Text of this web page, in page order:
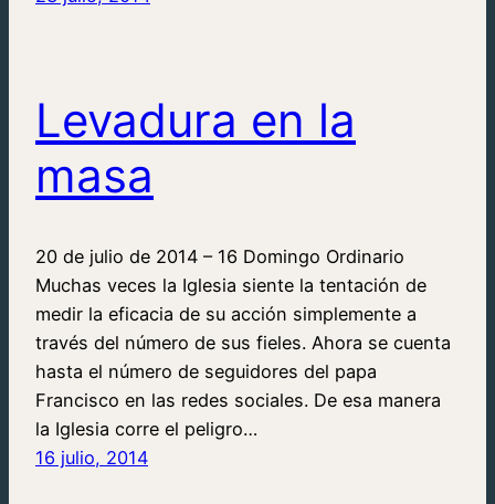
Levadura en la
masa
20 de julio de 2014 – 16 Domingo Ordinario
Muchas veces la Iglesia siente la tentación de
medir la eficacia de su acción simplemente a
través del número de sus fieles. Ahora se cuenta
hasta el número de seguidores del papa
Francisco en las redes sociales. De esa manera
la Iglesia corre el peligro…
16 julio, 2014